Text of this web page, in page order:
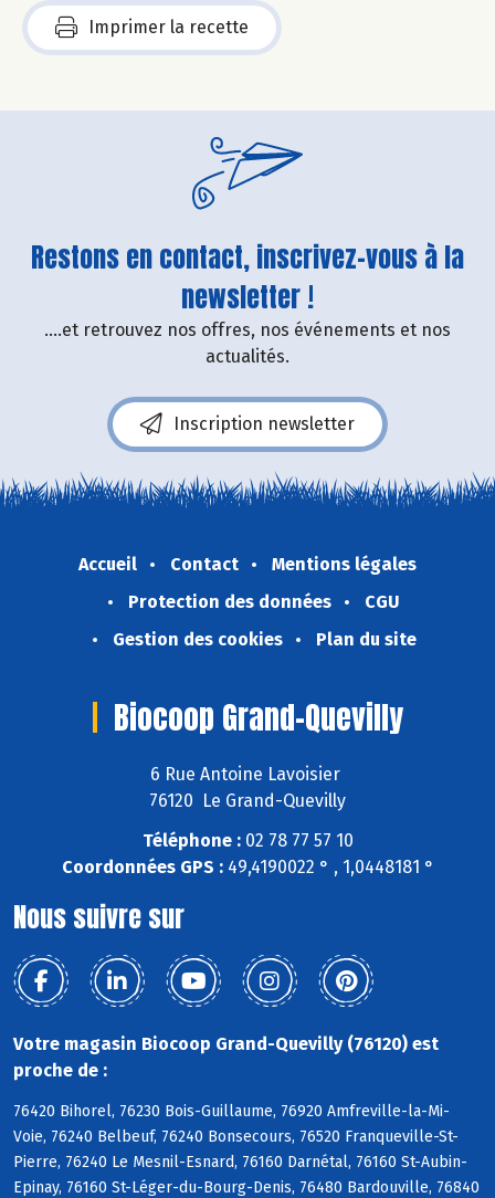
Imprimer la recette
Restons en contact, inscrivez-vous à la
newsletter !
....et retrouvez nos offres, nos événements et nos
actualités.
Inscription newsletter
Accueil Contact
Mentions légales
Protection des données
CGU
Gestion des cookies
Plan du site
Biocoop Grand-Quevilly
6 Rue Antoine Lavoisier
76120 Le Grand-Quevilly
Téléphone :02 78 77 57 10
Coordonnées GPS :49,4190022 ° , 1,0448181 °
Nous suivre sur
Votre magasin Biocoop Grand-Quevilly (76120) est
proche de :
76420 Bihorel, 76230 Bois-Guillaume, 76920 Amfreville-la-Mi-
Voie, 76240 Belbeuf, 76240 Bonsecours, 76520 Franqueville-St-
Pierre, 76240 Le Mesnil-Esnard, 76160 Darnétal, 76160 St-Aubin-
Epinay, 76160 St-Léger-du-Bourg-Denis, 76480 Bardouville, 76840